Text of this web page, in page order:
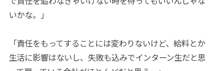
いかな。」
「責任をもってすることには変わりないけど、給料とか
生活に影響はないし、失敗も込みでインターン生だと思